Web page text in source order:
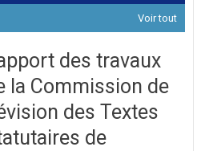
Voir tout
des travaux
la Commission de
des Textes
de